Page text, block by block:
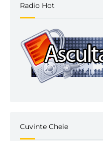
Radio Hot
Cuvinte Cheie